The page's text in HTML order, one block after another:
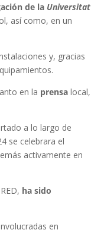
de la Universitat
así como, en un
y, gracias
en la prensalocal,
a lo largo de
se celebrara el
activamente en
ha sido
en